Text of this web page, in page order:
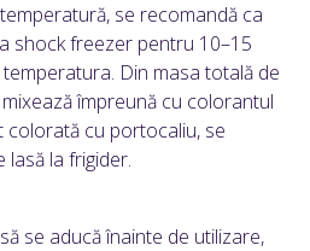
se recomandă ca
shock freezer pentru 10–15
Din masa totală de
împreună cu colorantul
colorată cu portocaliu, se
lasă la frigider.
se aducă înainte de utilizare,